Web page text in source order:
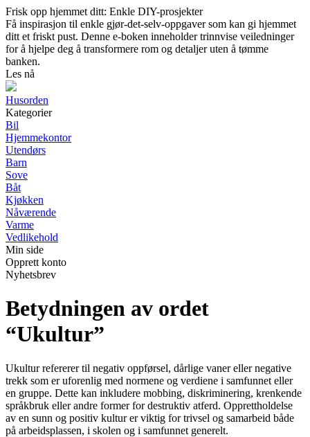
Frisk opp hjemmet ditt: Enkle DIY-prosjekter
Få inspirasjon til enkle gjør-det-selv-oppgaver som kan gi hjemmet
ditt et friskt pust. Denne e-boken inneholder trinnvise veiledninger
for å hjelpe deg å transformere rom og detaljer uten å tømme
banken.
Les nå
Husorden
Kategorier
Bil
Hjemmekontor
Utendørs
Barn
Sove
Båt
Kjøkken
Nåværende
Varme
Vedlikehold
Min side
Opprett konto
Nyhetsbrev
Betydningen av ordet
“Ukultur”
Ukultur refererer til negativ oppførsel, dårlige vaner eller negative
trekk som er uforenlig med normene og verdiene i samfunnet eller
en gruppe. Dette kan inkludere mobbing, diskriminering, krenkende
språkbruk eller andre former for destruktiv atferd. Opprettholdelse
av en sunn og positiv kultur er viktig for trivsel og samarbeid både
på arbeidsplassen, i skolen og i samfunnet generelt.